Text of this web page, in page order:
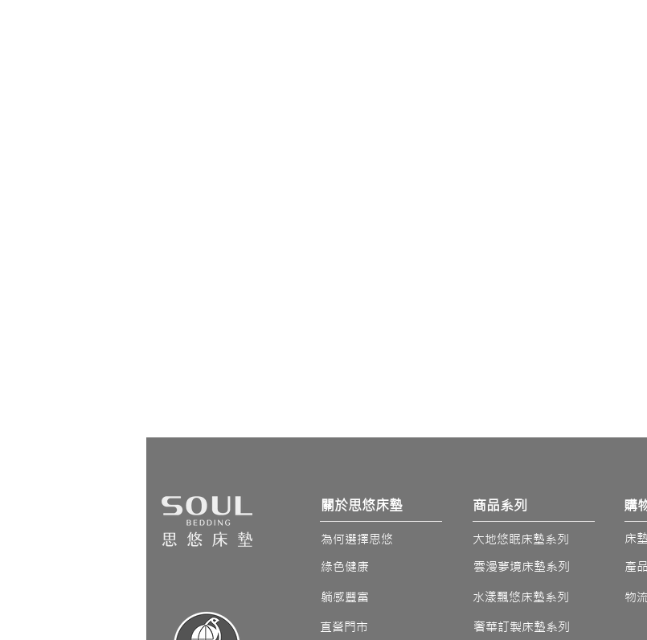
關於思悠床墊
為何選擇思悠
綠色健康
​躺感豐富
直營門市
商品系列
​大地悠眠床墊系列
​雲漫夢境床墊系列
水漾飄悠床墊系列
奢華訂製床墊系列
購
床
產
物